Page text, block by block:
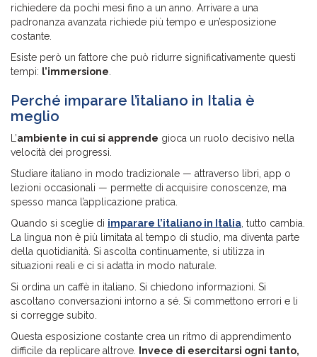
richiedere da pochi mesi fino a un anno. Arrivare a una
padronanza avanzata richiede più tempo e un’esposizione
costante.
Esiste però un fattore che può ridurre significativamente questi
tempi: l’immersione
Perché imparare l’italiano in Italia è
meglio
L’ambiente in cui si apprende gioca un ruolo decisivo nella
velocità dei progressi.
Studiare italiano in modo tradizionale — attraverso libri, app o
lezioni occasionali — permette di acquisire conoscenze, ma
spesso manca l’applicazione pratica.
Quando si sceglie di imparare l’italiano in Italia , tutto cambia.
La lingua non è più limitata al tempo di studio, ma diventa parte
della quotidianità. Si ascolta continuamente, si utilizza in
situazioni reali e ci si adatta in modo naturale.
Si ordina un caffè in italiano. Si chiedono informazioni. Si
ascoltano conversazioni intorno a sé. Si commettono errori e li
si corregge subito.
Questa esposizione costante crea un ritmo di apprendimento
difficile da replicare altrove. Invece di esercitarsi ogni tanto,